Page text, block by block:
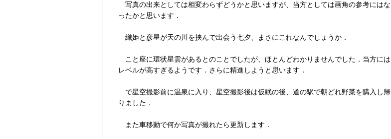
写真の出来としては相変わらずどうかと思いますが、当方としては画角の参考にはな
ったかと思います．
織姫と彦星が天の川を挟んで出会う七夕、まさにこれなんでしょうか．
こと座に環状星雲があるとのことでしたが、ほとんどわかりませんでした．当方には
レベルが高すぎるようです．さらに精進しようと思います．
で星空撮影前に温泉に入り、星空撮影後は仮眠の後、道の駅で朝どれ野菜を購入し帰
りました．
また車移動で何か写真が撮れたら更新します．